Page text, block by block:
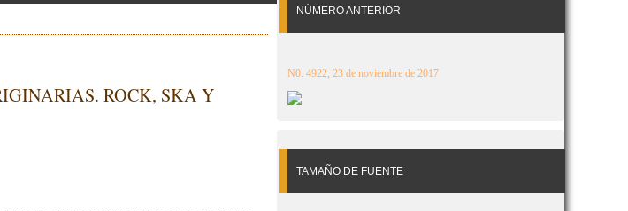
NÚMERO ANTERIOR
N0. 4922, 23 de noviembre de 2017
TAMAÑO DE FUENTE
ROCK, SKA Y